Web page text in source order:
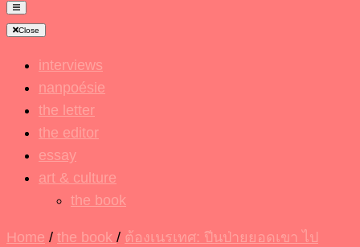
Nandialogue
Close
interviews
nanpoésie
the letter
the editor
essay
art & culture
the book
Home / the book / ต้องเนรเทศ: ปีนป่ายยอดเขา ไป